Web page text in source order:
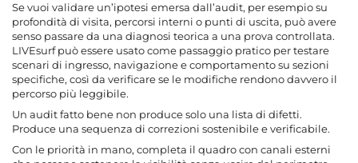
Se vuoi validare un’ipotesi emersa dall’audit, per esempio su
profondità di visita, percorsi interni o punti di uscita, può avere
senso passare da una diagnosi teorica a una prova controllata.
LIVEsurf può essere usato come passaggio pratico per testare
scenari di ingresso, navigazione e comportamento su sezioni
specifiche, così da verificare se le modifiche rendono davvero il
percorso più leggibile.
Un audit fatto bene non produce solo una lista di difetti.
Produce una sequenza di correzioni sostenibile e verificabile.
Con le priorità in mano, completa il quadro con canali esterni